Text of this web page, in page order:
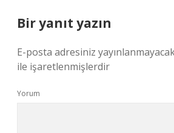
Bir yanıt yazın
E-posta adresiniz
ile işaretlenmişlerdir
Yorum